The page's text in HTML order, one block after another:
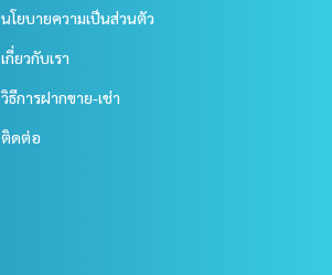
นโยบายความเป็นส่วนตัว
เกี่ยวกับเรา
วิธีการฝากขาย-เช่า
ติดต่อ